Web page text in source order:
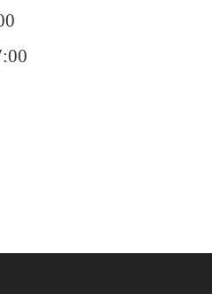
:00